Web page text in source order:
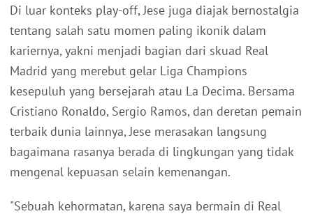
Di luar konteks play-off, Jese juga diajak bernostalgia
tentang salah satu momen paling ikonik dalam
kariernya, yakni menjadi bagian dari skuad Real
Madrid yang merebut gelar Liga Champions
kesepuluh yang bersejarah atau La Decima. Bersama
Cristiano Ronaldo, Sergio Ramos, dan deretan pemain
terbaik dunia lainnya, Jese merasakan langsung
bagaimana rasanya berada di lingkungan yang tidak
mengenal kepuasan selain kemenangan.
"Sebuah kehormatan, karena saya bermain di Real